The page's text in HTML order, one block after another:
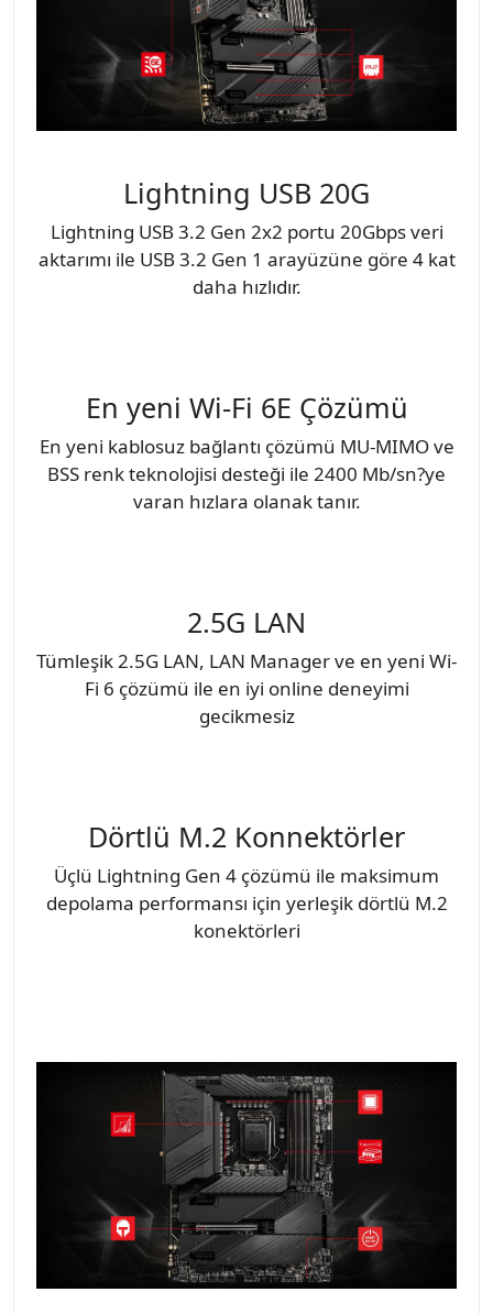
Lightning USB 20G
Lightning USB 3.2 Gen 2x2 portu 20Gbps veri
aktarımı ile USB 3.2 Gen 1 arayüzüne göre 4 kat
daha hızlıdır.
En yeni Wi-Fi 6E Çözümü
En yeni kablosuz bağlantı çözümü MU-MIMO ve
BSS renk teknolojisi desteği ile 2400 Mb/sn?ye
varan hızlara olanak tanır.
2.5G LAN
Tümleşik 2.5G LAN, LAN Manager ve en yeni Wi-
Fi 6 çözümü ile en iyi online deneyimi
gecikmesiz
Dörtlü M.2 Konnektörler
Üçlü Lightning Gen 4 çözümü ile maksimum
depolama performansı için yerleşik dörtlü M.2
konektörleri